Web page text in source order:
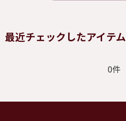
最近チェックしたアイテム
0件